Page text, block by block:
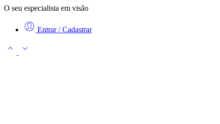
O seu especialista em visão
Entrar / Cadastrar